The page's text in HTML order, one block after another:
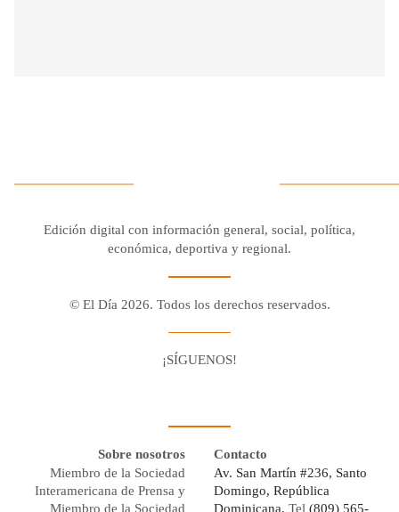
Edición digital con información general, social, política,
económica, deportiva y regional.
© El Día 2026. Todos los derechos reservados.
¡SÍGUENOS!
Sobre nosotros
Miembro de la Sociedad
Interamericana de Prensa y
Miembro de la Sociedad
Contacto
Av. San Martín #236, Santo
Domingo, República
Dominicana, Tel (809) 565-